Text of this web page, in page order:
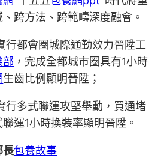
跨方法、跨範疇深度融會。
行都會圈城際通勤效力晉陞工
部 ，完成全都城市圈具有1小時
生齒比例顯明晉陞；
行多式聯運攻堅舉動，買通堵
運1小時換裝率顯明晉陞。
長包養故事